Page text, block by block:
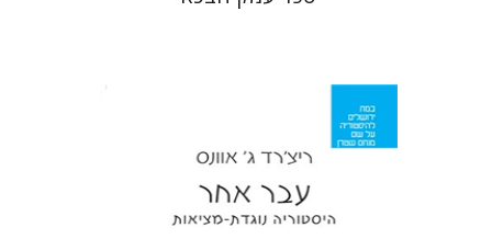
ריצ'רד ג' אוונס
מירי אליאב-פלדון